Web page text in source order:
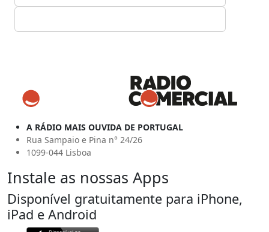
A RÁDIO MAIS OUVIDA DE PORTUGAL
Rua Sampaio e Pina n° 24/26
1099-044 Lisboa
Instale as nossas Apps
Disponível gratuitamente para iPhone,
iPad e Android